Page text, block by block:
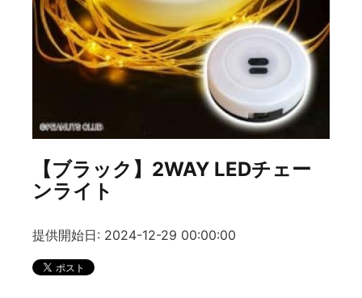
【ブラック】2WAY LEDチェー
ンライト
提供開始日: 2024-12-29 00:00:00